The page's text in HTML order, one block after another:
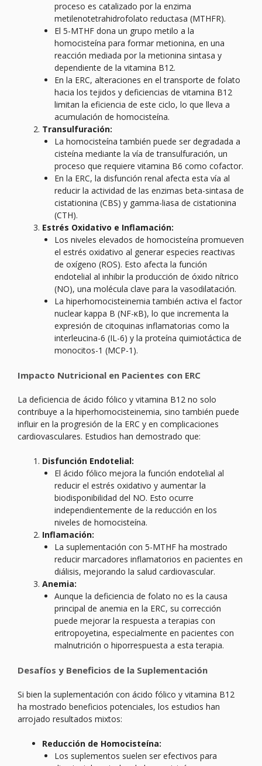
proceso es catalizado por la enzima
metilenotetrahidrofolato reductasa (MTHFR).
El 5-MTHF dona un grupo metilo a la
homocisteína para formar metionina, en una
reacción mediada por la metionina sintasa y
dependiente de la vitamina B12.
En la ERC, alteraciones en el transporte de folato
hacia los tejidos y deficiencias de vitamina B12
limitan la eficiencia de este ciclo, lo que lleva a
acumulación de homocisteína.
Transulfuración:
La homocisteína también puede ser degradada a
cisteína mediante la vía de transulfuración, un
proceso que requiere vitamina B6 como cofactor.
En la ERC, la disfunción renal afecta esta vía al
reducir la actividad de las enzimas beta-sintasa de
cistationina (CBS) y gamma-liasa de cistationina
(CTH).
Estrés Oxidativo e Inflamación:
Los niveles elevados de homocisteína promueven
el estrés oxidativo al generar especies reactivas
de oxígeno (ROS). Esto afecta la función
endotelial al inhibir la producción de óxido nítrico
(NO), una molécula clave para la vasodilatación.
La hiperhomocisteinemia también activa el factor
nuclear kappa B (NF-κB), lo que incrementa la
expresión de citoquinas inflamatorias como la
interleucina-6 (IL-6) y la proteína quimiotáctica de
monocitos-1 (MCP-1).
Impacto Nutricional en Pacientes con ERC
La deficiencia de ácido fólico y vitamina B12 no solo
contribuye a la hiperhomocisteinemia, sino también puede
influir en la progresión de la ERC y en complicaciones
cardiovasculares. Estudios han demostrado que:
Disfunción Endotelial:
El ácido fólico mejora la función endotelial al
reducir el estrés oxidativo y aumentar la
biodisponibilidad del NO. Esto ocurre
independientemente de la reducción en los
niveles de homocisteína.
Inflamación:
La suplementación con 5-MTHF ha mostrado
reducir marcadores inflamatorios en pacientes en
diálisis, mejorando la salud cardiovascular.
Anemia:
Aunque la deficiencia de folato no es la causa
principal de anemia en la ERC, su corrección
puede mejorar la respuesta a terapias con
eritropoyetina, especialmente en pacientes con
malnutrición o hiporrespuesta a esta terapia.
Desafíos y Beneficios de la Suplementación
Si bien la suplementación con ácido fólico y vitamina B12
ha mostrado beneficios potenciales, los estudios han
arrojado resultados mixtos:
Reducción de Homocisteína:
Los suplementos suelen ser efectivos para